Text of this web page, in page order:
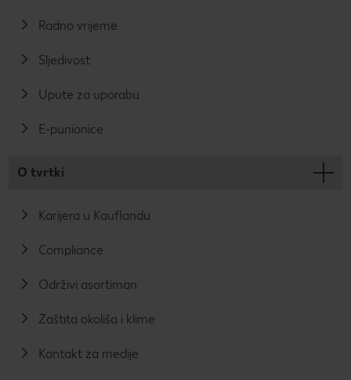
Radno vrijeme
Sljedivost
Upute za uporabu
E-punionice
O tvrtki
Karijera u Kauflandu
Compliance
Održivi asortiman
Zaštita okoliša i klime
Kontakt za medije